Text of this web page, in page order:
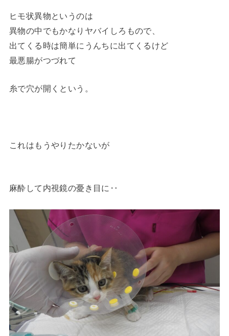
ヒモ状異物というのは
異物の中でもかなりヤバイしろもので、
出てくる時は簡単にうんちに出てくるけど
最悪腸がつづれて
糸で穴が開くという。
これはもうやりたかないが
麻酔して内視鏡の憂き目に‥